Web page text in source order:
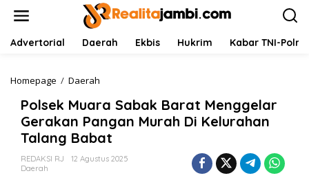
Advertorial Daerah Ekbis Hukrim Kabar TNI-Polri
Homepage / Daerah
l
s
e
k
M
Polsek Muara Sabak Barat Menggelar
Gerakan Pangan Murah Di Kelurahan
Talang Babat
REDAKSI RJ
12 Agustus 2025
Daerah